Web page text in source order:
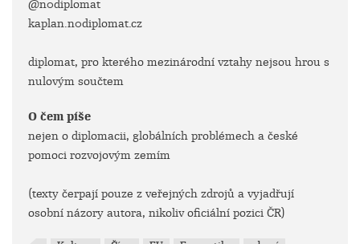
@n0diplomat
kaplan.n0diplomat.cz
diplomat, pro kterého mezinárodní vztahy nejsou hrou s
nulovým součtem
O čem píše
nejen o diplomacii, globálních problémech a české
pomoci rozvojovým zemím
(texty čerpají pouze z veřejných zdrojů a vyjadřují
osobní názory autora, nikoliv oficiální pozici ČR)